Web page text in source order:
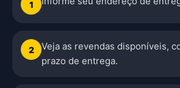
1
2
Veja as revendas disponíveis,
prazo de entrega.